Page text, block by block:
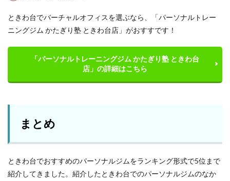
ときわ台でバーチャルオフィスを選ぶなら、「パーソナルトレー
ニングジム かたぎり塾 ときわ台店」がおすすです！
「パーソナルトレーニングジム かたぎり塾 ときわ台
店」の詳細はこちら
まとめ
ときわ台でおすすめのパーソナルジムをランキング形式で5位まで
紹介してきました。紹介したときわ台でのパーソナルジムのなか